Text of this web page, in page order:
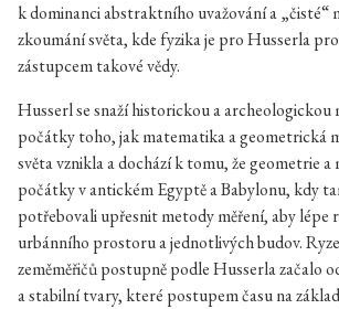
k dominanci abstraktního uvažování a „čisté“
zkoumání světa, kde fyzika je pro Husserla
zástupcem takové vědy.
Husserl se snaží historickou a
počátky toho, jak matematika a geometrická
světa vznikla a dochází k tomu, že geometrie a
počátky v antickém Egyptě a Babylonu, kdy
potřebovali upřesnit metody měření, aby lépe
urbánního prostoru a jednotlivých budov.
zeměměřičů postupně podle Husserla začalo
a stabilní tvary, které postupem času na